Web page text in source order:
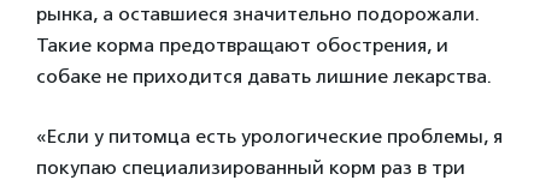
рынка, а оставшиеся значительно подорожали.
Такие корма предотвращают обострения, и
собаке не приходится давать лишние лекарства.
«Если у питомца есть урологические проблемы, я
покупаю специализированный корм раз в три